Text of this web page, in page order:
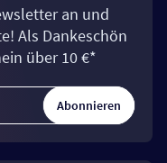
an und
Als Dankeschön
über 10 €*
Abonnieren